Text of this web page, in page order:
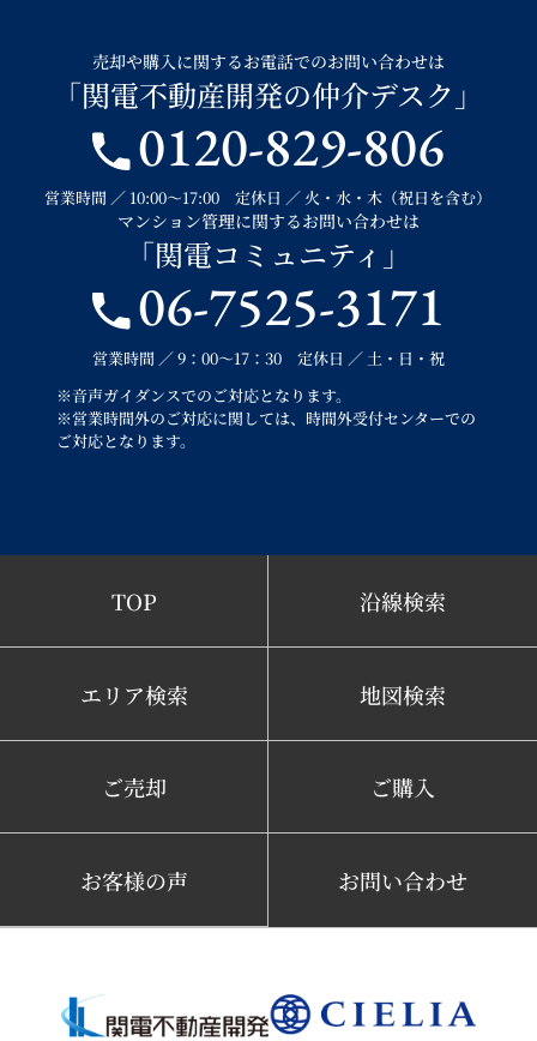
売却や購入に関するお電話でのお問い合わせは
「関電不動産開発の仲介デスク」
0120-829-806
営業時間 ／ 10:00～17:00 定休日 ／ 火・水・木（祝日を含む）
マンション管理に関するお問い合わせは
「関電コミュニティ」
06-7525-3171
営業時間 ／ 9：00～17：30 定休日 ／ 土・日・祝
※音声ガイダンスでのご対応となります。
※営業時間外のご対応に関しては、時間外受付センターでの
ご対応となります。
TOP 沿線検索
エリア検索 地図検索
ご売却 ご購入
お客様の声 お問い合わせ